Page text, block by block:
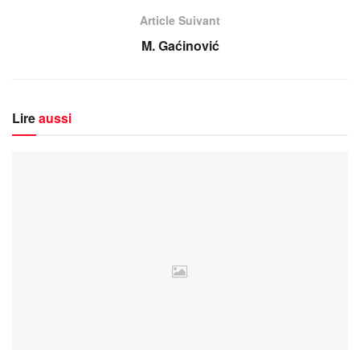
Article Suivant
M. Gaćinović
Lireaussi